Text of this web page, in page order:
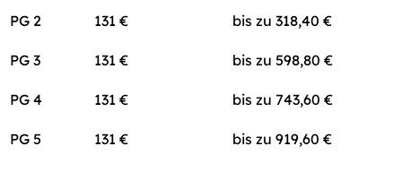
PG 2 131 € bis zu 318,40 €
PG 3 131 € bis zu 598,80 €
PG 4 131 € bis zu 743,60 €
PG 5 131 € bis zu 919,60 €